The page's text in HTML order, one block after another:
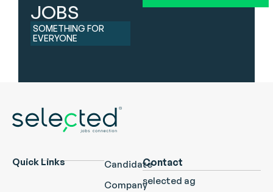
JOBS
SOMETHING FOR
EVERYONE
Quick Links
Candidate
Company
Contact
selected ag